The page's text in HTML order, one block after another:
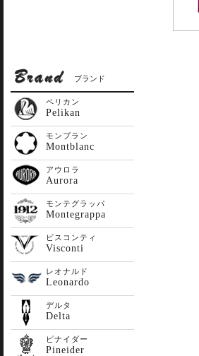
ブランド
ペリカン
Pelikan
モンブラン
Montblanc
アウロラ
Aurora
モンテグラッパ
Montegrappa
ビスコンティ
Visconti
レオナルド
Leonardo
デルタ
Delta
ピナイダー
Pineider